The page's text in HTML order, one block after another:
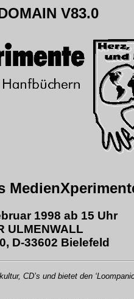
V83.0
1998 ab 15 Uhr
ULMENWALL
D-33602 Bielefeld
CD’s und bietet den